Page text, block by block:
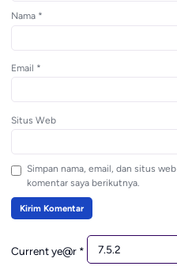
Nama *
Email *
Situs Web
Simpan nama, email, dan situs
komentar saya berikutnya.
Current ye@r *